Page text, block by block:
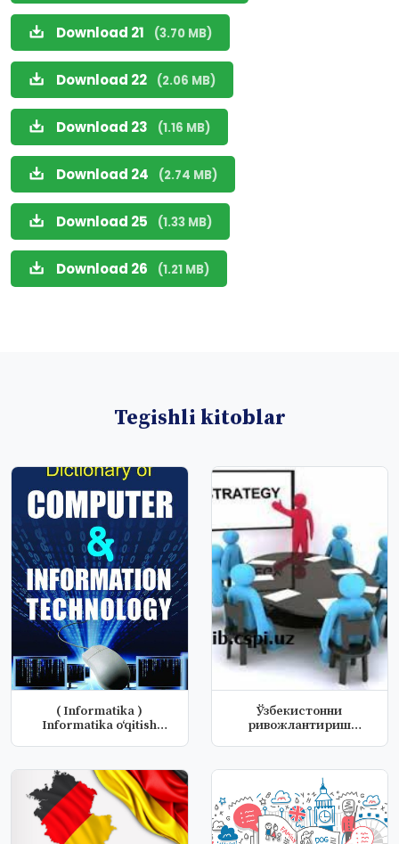
Download 21 (3.70 MB)
Download 22 (2.06 MB)
Download 23 (1.16 MB)
Download 24 (2.74 MB)
Download 25 (1.33 MB)
Download 26 (1.21 MB)
Tegishli kitoblar
( Informatika )
Informatika o‘qitish
Ўзбекистонни
ривожлантириш